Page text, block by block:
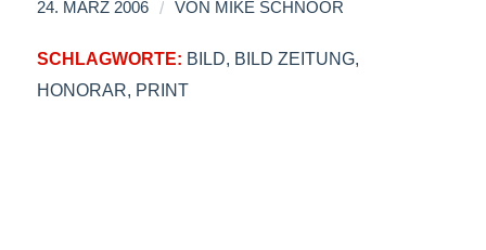
24. MÄRZ 2006 / VON MIKE SCHNOOR
SCHLAGWORTE: BILD, BILD ZEITUNG,
HONORAR, PRINT